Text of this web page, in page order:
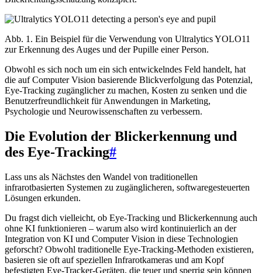
Abb. 1. Ein Beispiel für die Verwendung von Ultralytics YOLO11
zur Erkennung des Auges und der Pupille einer Person.
Obwohl es sich noch um ein sich entwickelndes Feld handelt, hat
die auf Computer Vision basierende Blickverfolgung das Potenzial,
Eye-Tracking zugänglicher zu machen, Kosten zu senken und die
Benutzerfreundlichkeit für Anwendungen in Marketing,
Psychologie und Neurowissenschaften zu verbessern.
Die Evolution der Blickerkennung und
des Eye-Tracking#
Lass uns als Nächstes den Wandel von traditionellen
infrarotbasierten Systemen zu zugänglicheren, softwaregesteuerten
Lösungen erkunden.
Du fragst dich vielleicht, ob Eye-Tracking und Blickerkennung auch
ohne KI funktionieren – warum also wird kontinuierlich an der
Integration von KI und Computer Vision in diese Technologien
geforscht? Obwohl traditionelle Eye-Tracking-Methoden existieren,
basieren sie oft auf speziellen Infrarotkameras und am Kopf
befestigten Eye-Tracker-Geräten, die teuer und sperrig sein können